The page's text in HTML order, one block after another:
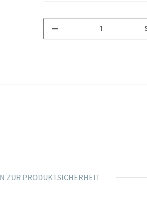
ZUR PRODUKTSICHERHEIT